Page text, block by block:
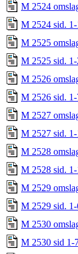
M 2524
M 2524 sid.
M 2525
M 2525 sid.
M 2526
M 2526 sid.
M 2527
M 2527 sid.
M 2528
M 2528 sid.
M 2529
M 2529 sid.
M 2530
M 2530 sid 1-